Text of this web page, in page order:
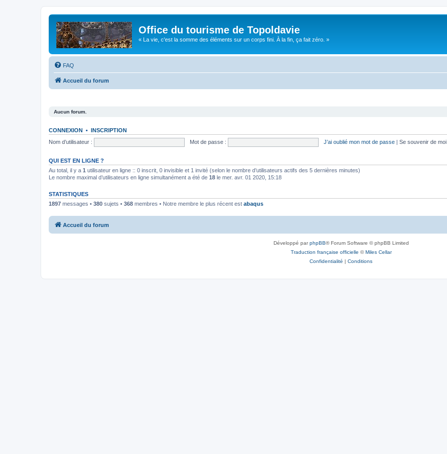
Office du tourisme de Topoldavie
« La vie, c'est la somme des éléments sur un corps fini. À la fin, ça fait zéro. »
FAQ
Accueil du forum
Aucun forum.
CONNEXION • INSCRIPTION
Nom d’utilisateur :
Mot de passe : J’ai oublié mon mot de passe | Se souvenir de moi
QUI EST EN LIGNE ?
Au total, il y a 1 utilisateur en ligne :: 0 inscrit, 0 invisible et 1 invité (selon le nombre d’utilisateurs actifs des 5 dernières minutes)
Le nombre maximal d’utilisateurs en ligne simultanément a été de 18 le mer. avr. 01 2020, 15:18
STATISTIQUES
1897 messages • 380 sujets • 368 membres • Notre membre le plus récent est abaqus
Accueil du forum
Développé parphpBB® Forum Software © phpBB Limited
Traduction française officielle ©Miles Cellar
Confidentialité | Conditions